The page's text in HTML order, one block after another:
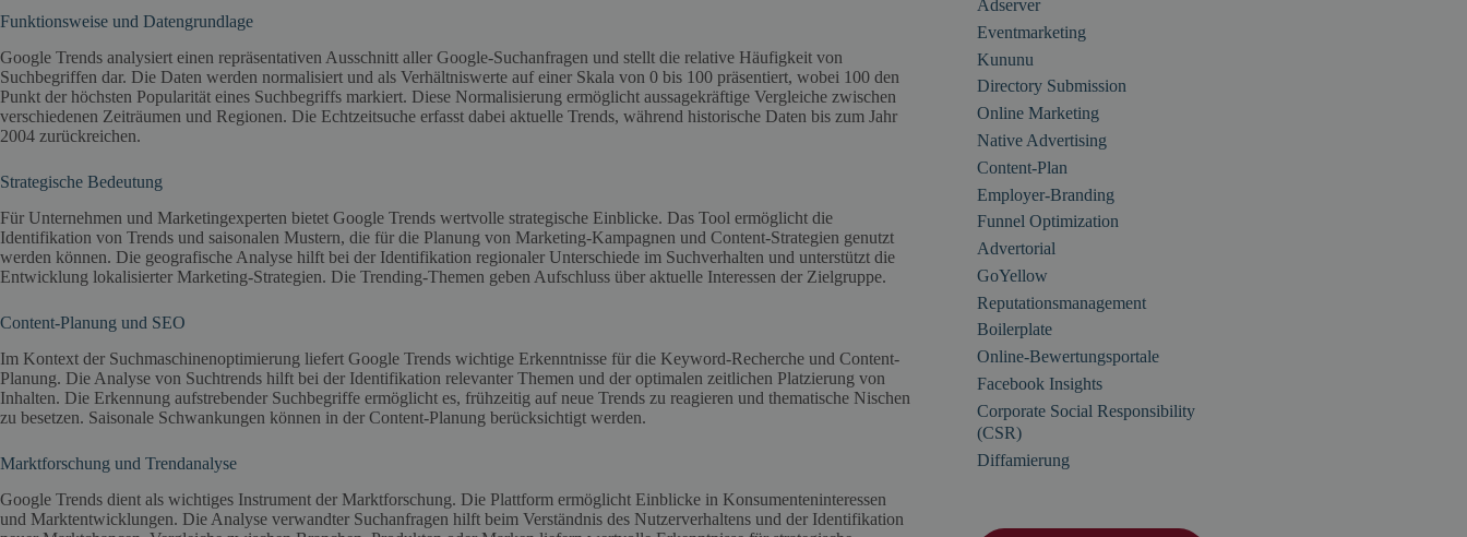
Funktionsweise und Datengrundlage
Google Trends analysiert einen repräsentativen Ausschnitt aller Google-Suchanfragen und stellt die relative Häufigkeit von
Suchbegriffen dar. Die Daten werden normalisiert und als Verhältniswerte auf einer Skala von 0 bis 100 präsentiert, wobei 100 den
Punkt der höchsten Popularität eines Suchbegriffs markiert. Diese Normalisierung ermöglicht aussagekräftige Vergleiche zwischen
verschiedenen Zeiträumen und Regionen. Die Echtzeitsuche erfasst dabei aktuelle Trends, während historische Daten bis zum Jahr
2004 zurückreichen.
Strategische Bedeutung
Für Unternehmen und Marketingexperten bietet Google Trends wertvolle strategische Einblicke. Das Tool ermöglicht die
Identifikation von Trends und saisonalen Mustern, die für die Planung von Marketing-Kampagnen und Content-Strategien genutzt
werden können. Die geografische Analyse hilft bei der Identifikation regionaler Unterschiede im Suchverhalten und unterstützt die
Entwicklung lokalisierter Marketing-Strategien. Die Trending-Themen geben Aufschluss über aktuelle Interessen der Zielgruppe.
Content-Planung und SEO
Im Kontext der Suchmaschinenoptimierung liefert Google Trends wichtige Erkenntnisse für die Keyword-Recherche und Content-
Planung. Die Analyse von Suchtrends hilft bei der Identifikation relevanter Themen und der optimalen zeitlichen Platzierung von
Inhalten. Die Erkennung aufstrebender Suchbegriffe ermöglicht es, frühzeitig auf neue Trends zu reagieren und thematische Nischen
zu besetzen. Saisonale Schwankungen können in der Content-Planung berücksichtigt werden.
Marktforschung und Trendanalyse
Google Trends dient als wichtiges Instrument der Marktforschung. Die Plattform ermöglicht Einblicke in Konsumenteninteressen
und Marktentwicklungen. Die Analyse verwandter Suchanfragen hilft beim Verständnis des Nutzerverhaltens und der Identifikation
Adserver
Eventmarketing
Kununu
Directory Submission
Online Marketing
Native Advertising
Content-Plan
Employer-Branding
Funnel Optimization
Advertorial
GoYellow
Reputationsmanagement
Boilerplate
Online-Bewertungsportale
Facebook Insights
Corporate Social Responsibility
(CSR)
Diffamierung